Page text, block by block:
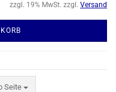
zzgl. 19% MwSt. zzgl. Versand
Seite